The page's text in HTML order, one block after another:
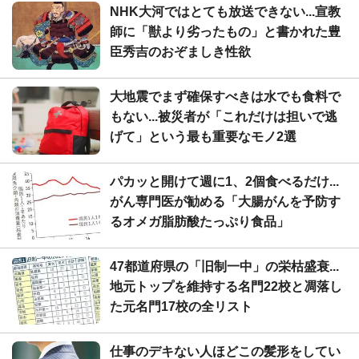
NHK大河ではとても放送できない...宣教
師に「獣より劣ったもの」と書かれた豊
臣秀吉のおぞましき性欲
大地震でまず確保すべきは水でも食料で
もない...被災者が「これだけは担いで逃
げて」という最も重要なモノ2選
パカッと開けて週に1、2個食べるだけ...
がん専門医が勧める「大腸がんを予防す
るオメガ脂肪酸たっぷり食品」
47都道府県の「旧制一中」の栄枯盛衰...
地元トップを維持する名門22校と凋落し
た元名門17校の全リスト
仕事のデキない人ほどこの髪形をしてい